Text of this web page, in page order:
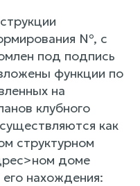
№, с
под подпись
функции по
на
клубного
как
структурном
доме
его нахождения: